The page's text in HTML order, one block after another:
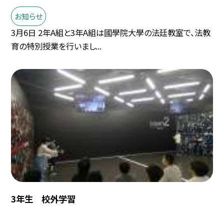
お知らせ
3月6日 2年A組と3年A組は國學院大學の法廷教室で、法教
育の特別授業を行いまし...
3年生 校外学習